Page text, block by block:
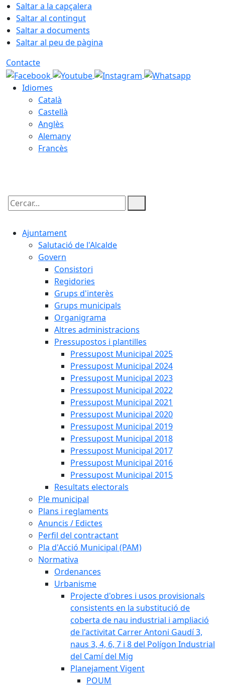
Saltar a la capçalera
Saltar al contingut
Saltar a documents
Saltar al peu de pàgina
Contacte
Idiomes
Català
Castellà
Anglès
Alemany
Francès
Cercar:
Ajuntament
Salutació de l'Alcalde
Govern
Consistori
Regidories
Grups d'interès
Grups municipals
Organigrama
Altres administracions
Pressupostos i plantilles
Pressupost Municipal 2025
Pressupost Municipal 2024
Pressupost Municipal 2023
Pressupost Municipal 2022
Pressupost Municipal 2021
Pressupost Municipal 2020
Pressupost Municipal 2019
Pressupost Municipal 2018
Pressupost Municipal 2017
Pressupost Municipal 2016
Pressupost Municipal 2015
Resultats electorals
Ple municipal
Plans i reglaments
Anuncis / Edictes
Perfil del contractant
Pla d'Acció Municipal (PAM)
Normativa
Ordenances
Urbanisme
Projecte d'obres i usos provisionals
consistents en la substitució de
coberta de nau industrial i ampliació
de l'activitat Carrer Antoni Gaudí 3,
naus 3, 4, 6, 7 i 8 del Polígon Industrial
del Camí del Mig
Planejament Vigent
POUM